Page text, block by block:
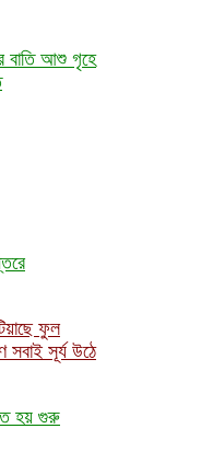
বাতি আশু গৃহে
ফুল
সবাই সূর্য উঠে
হয় গুরু